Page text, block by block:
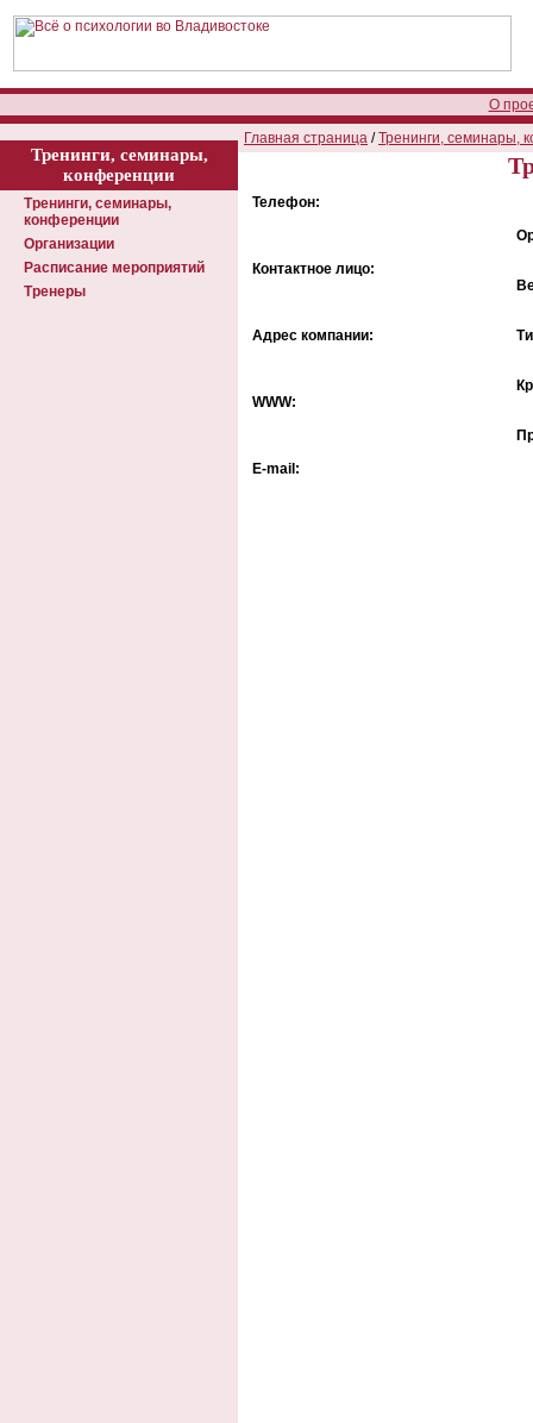
О
Тренинги, семинары,
конференции
Тренинги, семинары,
конференции
Организации
Расписание мероприятий
Тренеры
Главная страница /Тренинги, семинары,
Телефон:
Контактное лицо:
Адрес компании:
WWW:
E-mail: